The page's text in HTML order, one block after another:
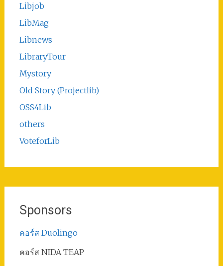
Libjob
LibMag
Libnews
LibraryTour
Mystory
Old Story (Projectlib)
OSS4Lib
others
VoteforLib
Sponsors
คอร์ส Duolingo
คอร์ส NIDA TEAP